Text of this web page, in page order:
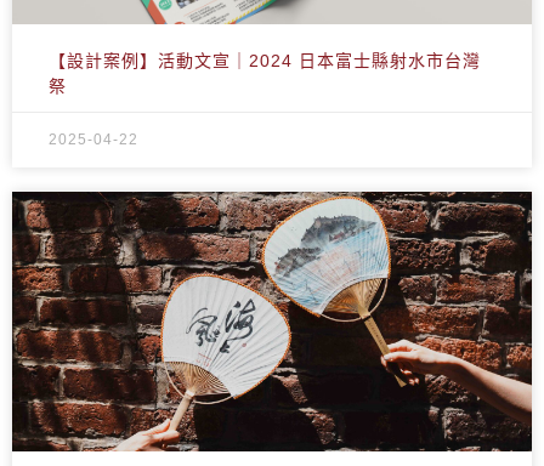
【設計案例】活動文宣｜2024 日本富士縣射水市台灣
祭
2025-04-22